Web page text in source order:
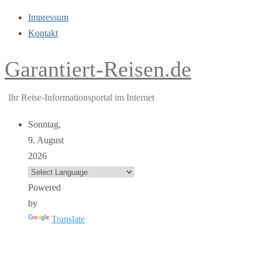
Impressum
Kontakt
Garantiert-Reisen.de
Ihr Reise-Informationsportal im Internet
Sonntag,
9. August
2026
Powered
by
Translate